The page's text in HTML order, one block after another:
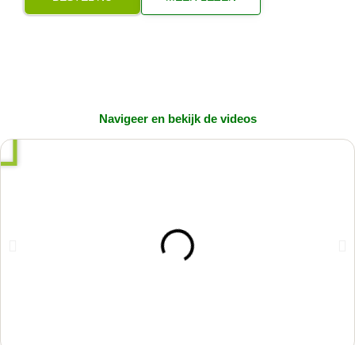
Navigeer en bekijk de videos